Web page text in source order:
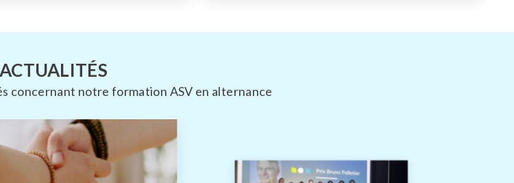
ACTUALITÉS
concernant notre formation ASV en alternance